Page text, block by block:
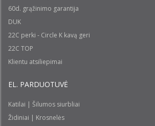
60d. grąžinimo garantija
DUK
22C perki - Circle K kavą geri
22C TOP
Klientu atsiliepimai
EL. PARDUOTUVĖ
Katilai | Šilumos siurbliai
Židiniai | Krosnelės